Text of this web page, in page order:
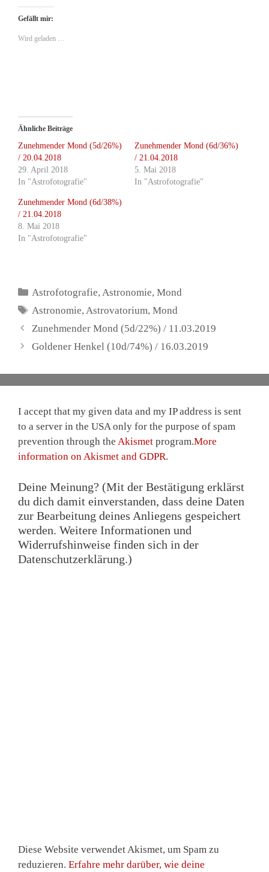
Gefällt mir:
Wird geladen …
Ähnliche Beiträge
Zunehmender Mond (5d/26%)
/ 20.04.2018
29. April 2018
In "Astrofotografie"
Zunehmender Mond (6d/36%)
/ 21.04.2018
5. Mai 2018
In "Astrofotografie"
Zunehmender Mond (6d/38%)
/ 21.04.2018
8. Mai 2018
In "Astrofotografie"
Kategorien
Astrofotografie,Astronomie,Mond
Schlagwörter
Astronomie,Astrovatorium,Mond
Zunehmender Mond (5d/22%) / 11.03.2019
Goldener Henkel (10d/74%) / 16.03.2019
I accept that my given data and my IP address is sent
to a server in the USA only for the purpose of spam
prevention through the Akismet program.More
information on Akismet and GDPR.
Deine Meinung? (Mit der Bestätigung erklärst
du dich damit einverstanden, dass deine Daten
zur Bearbeitung deines Anliegens gespeichert
werden. Weitere Informationen und
Widerrufshinweise finden sich in der
Datenschutzerklärung.)
Diese Website verwendet Akismet, um Spam zu
reduzieren. Erfahre mehr darüber, wie deine